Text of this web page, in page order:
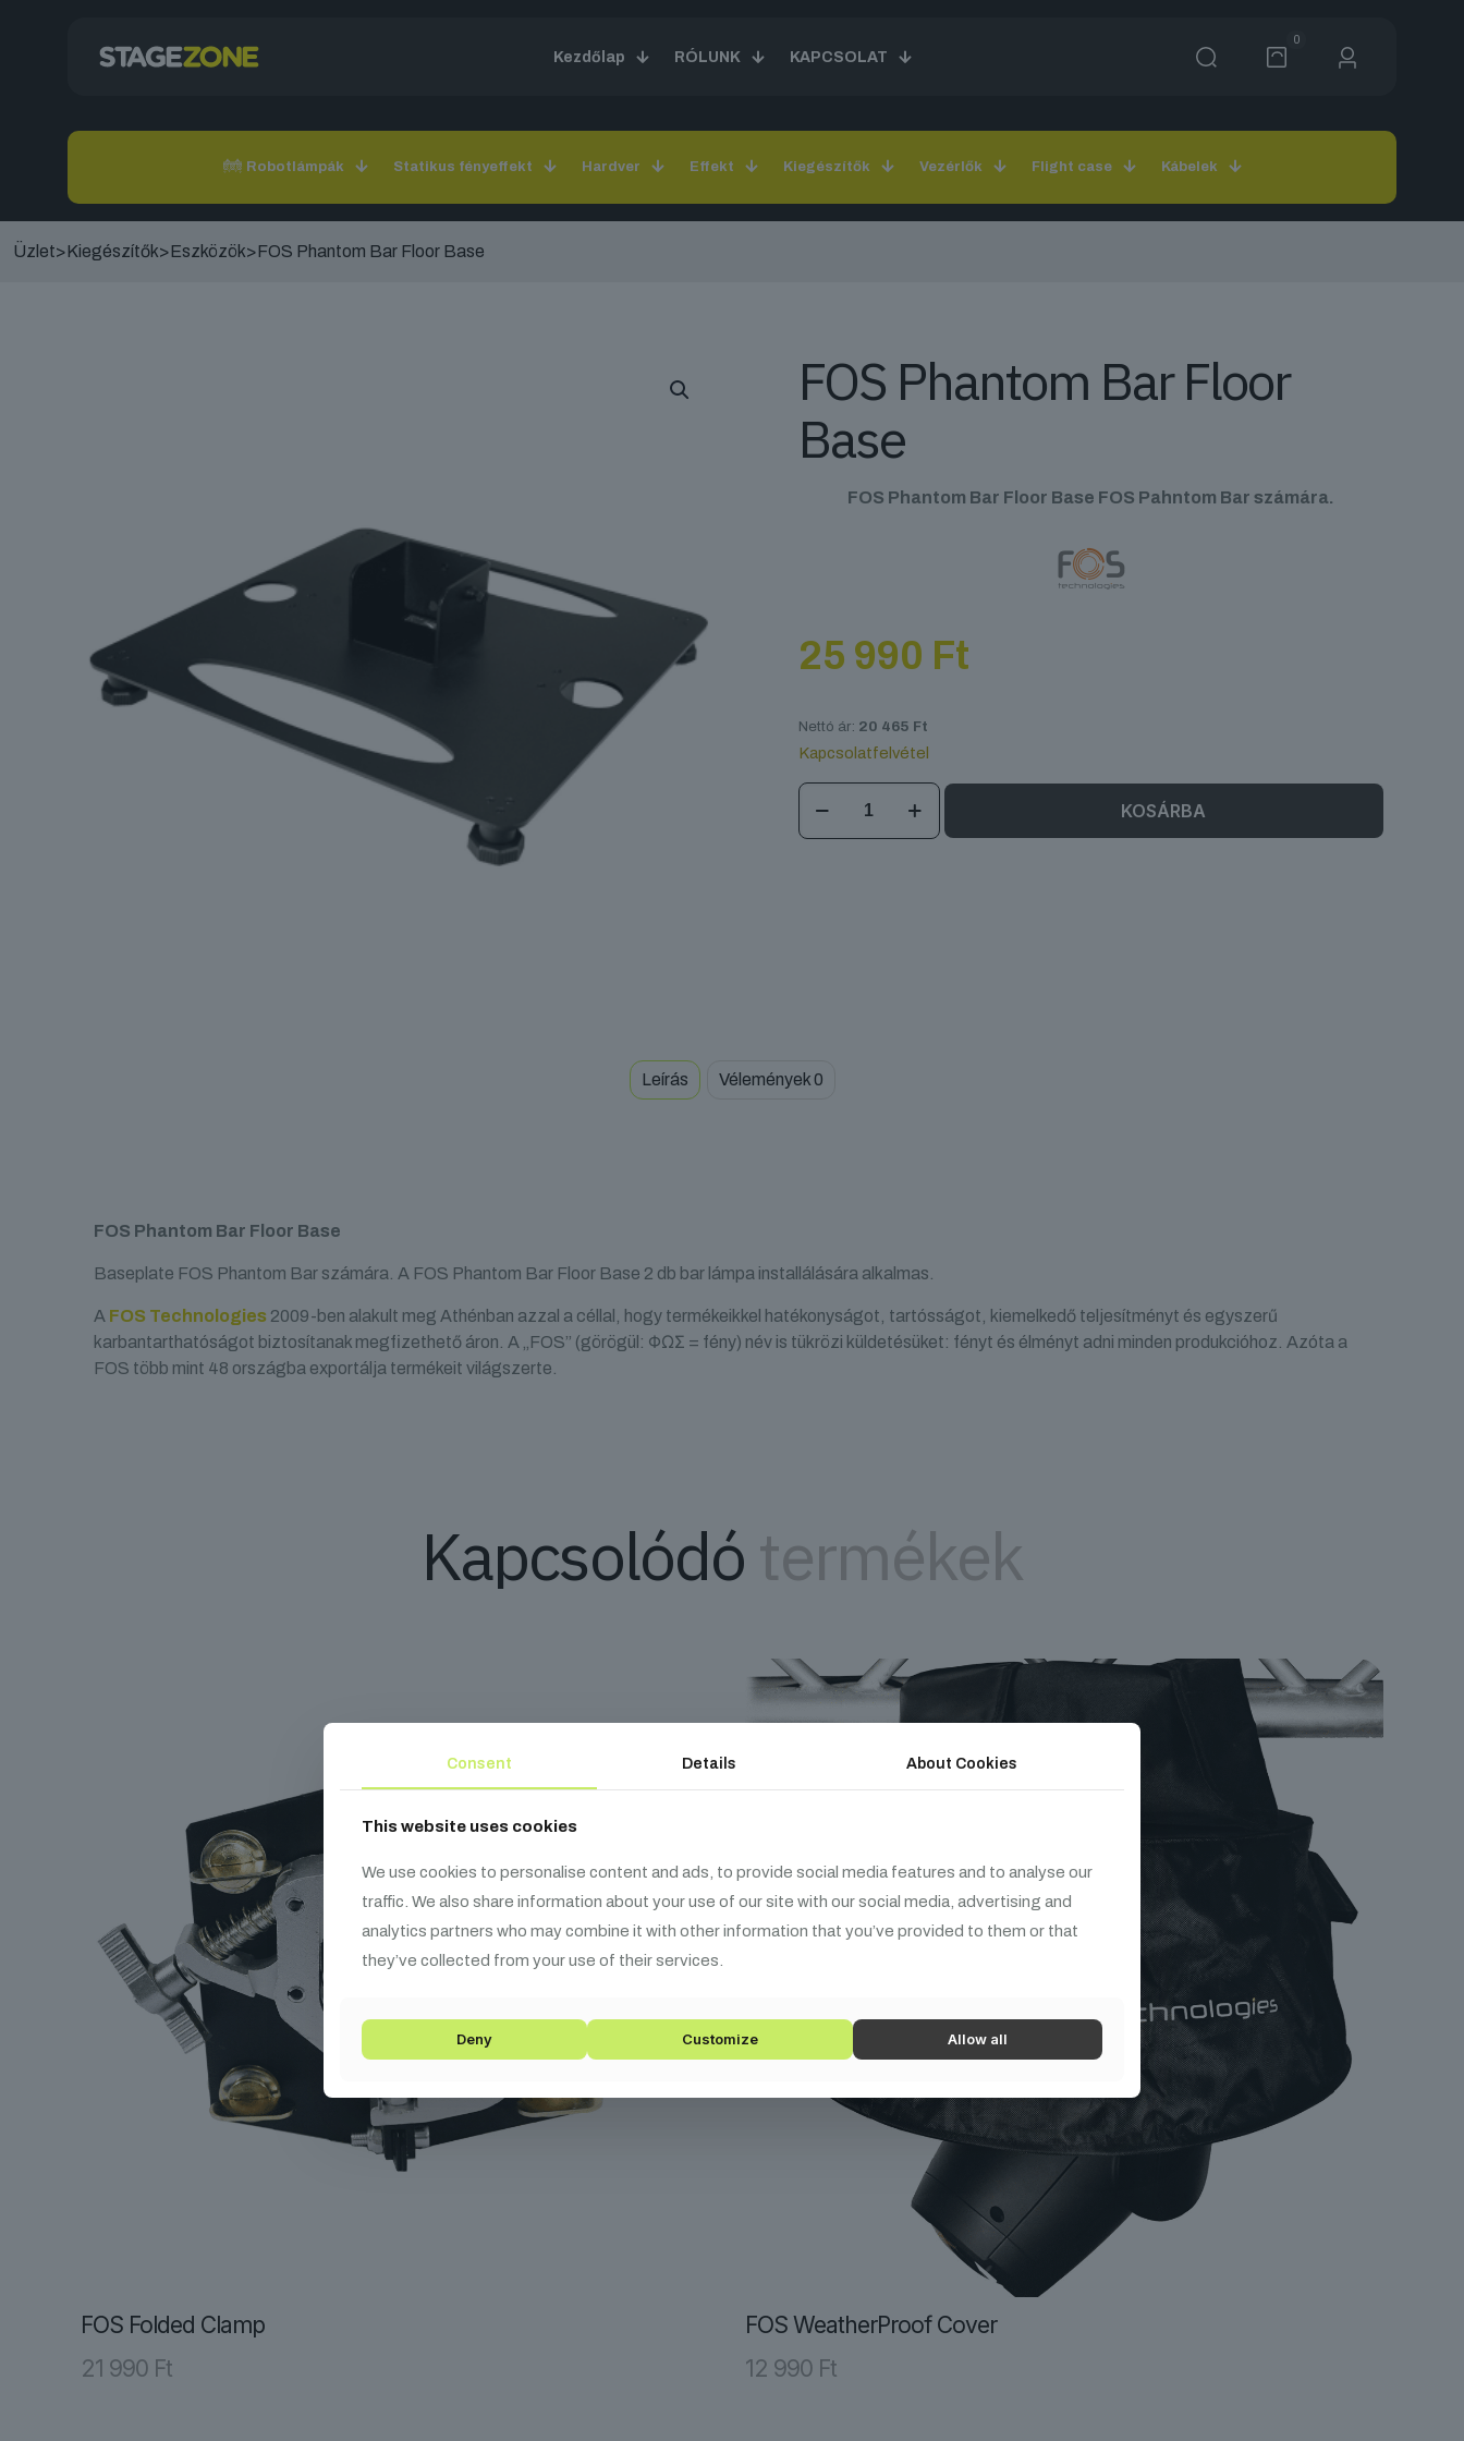
Kezdőlap RÓLUNK KAPCSOLAT
0
Robotlámpák Statikus fényeffekt Hardver Effekt Kiegészítők Vezérlők Flight case Kábelek
Üzlet>Kiegészítők>Eszközök>FOS Phantom Bar Floor Base
FOS Phantom Bar Floor
Base
FOS Phantom Bar Floor Base FOS Pahntom Bar számára.
25 990 Ft
Nettó ár: 20 465 Ft
Kapcsolatfelvétel
FOS
Phantom
KOSÁRBA
Leírás Vélemények0
FOS Phantom Bar Floor Base
Baseplate FOS Phantom Bar számára. A FOS Phantom Bar Floor Base 2 db bar lámpa installálására alkalmas.
A FOS Technologies2009-ben alakult meg Athénban azzal a céllal, hogy termékeikkel hatékonyságot, tartósságot, kiemelkedő teljesítményt és egyszerű
karbantarthatóságot biztosítanak megfizethető áron. A „FOS” (görögül: ΦΩΣ = fény) név is tükrözi küldetésüket: fényt és élményt adni minden produkcióhoz. Azóta a
FOS több mint 48 országba exportálja termékeit világszerte.
Kapcsolódótermékek
FOS Folded Clamp
21 990 Ft
FOS WeatherProof Cover
12 990 Ft
Consent Details About Cookies
This website uses cookies
We use cookies to personalise content and ads, to provide social media features and to analyse our
traffic. We also share information about your use of our site with our social media, advertising and
analytics partners who may combine it with other information that you’ve provided to them or that
they’ve collected from your use of their services.
Deny Customize Allow all